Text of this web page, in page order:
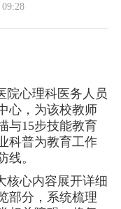
院心理科医务人员
心，为该校教师
与15步技能教育
科普为教育工作
线。
核心内容展开详细
部分，系统梳理